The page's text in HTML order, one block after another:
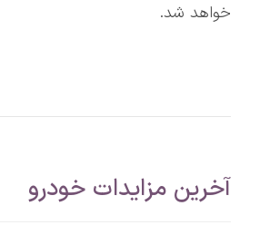
خواهد شد.
آخرین مزایدات خودرو